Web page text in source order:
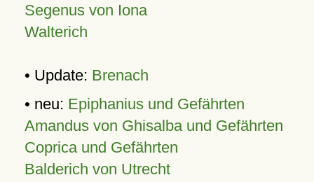
Segenus von Iona
Walterich
• Update: Brenach
• neu: Epiphanius und Gefährten
Amandus von Ghisalba und Gefährten
Coprica und Gefährten
Balderich von Utrecht